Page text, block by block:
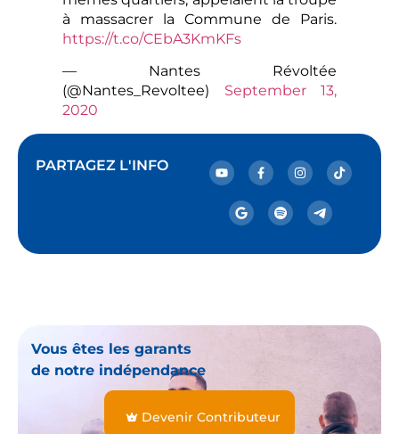
à massacrer la Commune de Paris.
https://t.co/CEbA3KmKFs
— Nantes Révoltée
(@Nantes_Revoltee) September 13,
2020
PARTAGEZ L'INFO
Vous êtes les garants
de notre indépendance
Devenir Contributeur